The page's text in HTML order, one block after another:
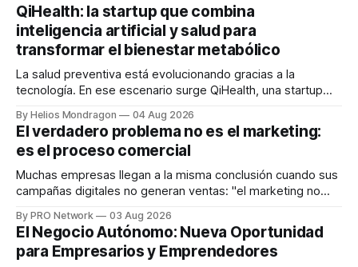
QiHealth: la startup que combina
inteligencia artificial y salud para
transformar el bienestar metabólico
La salud preventiva está evolucionando gracias a la
tecnología. En ese escenario surge QiHealth, una startup
dispositivos inteligentes, inteligencia artificial y monitoreo
en tiempo real para ayudar a las personas a tomar mejores
decisiones sobre su salud metabólica. Su propuesta busca
responder
By Helios Mondragon 04 Aug 2026
El verdadero problema no es el marketing:
es el proceso comercial
Muchas empresas llegan a la misma conclusión cuando sus
campañas digitales no generan ventas: "el marketing no
INTERIUS, el problema suele estar en otro lugar. Durante
una entrevista para el podcast SER PRO, el especialista en
marketing digital explicó que
By PRO Network 03 Aug 2026
El Negocio Autónomo: Nueva Oportunidad
para Empresarios y Emprendedores